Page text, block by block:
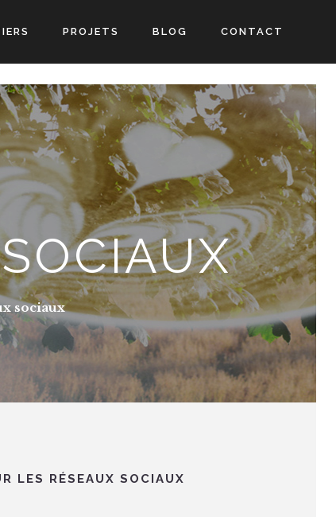
PROJETS BLOG CONTACT
sociaux
LES RÉSEAUX SOCIAUX